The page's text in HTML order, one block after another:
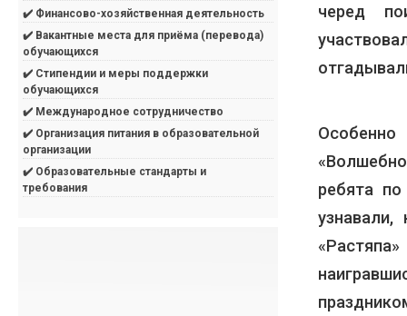
черед
ребята
✔️ Финансово-хозяйственная деятельность
✔️ Вакантные места для приёма (перевода)
обучающихся
✔️ Стипендии и меры поддержки
обучающихся
✔️ Международное сотрудничество
✔️ Организация питания в образовательной
организации
✔️ Образовательные стандарты и
требования